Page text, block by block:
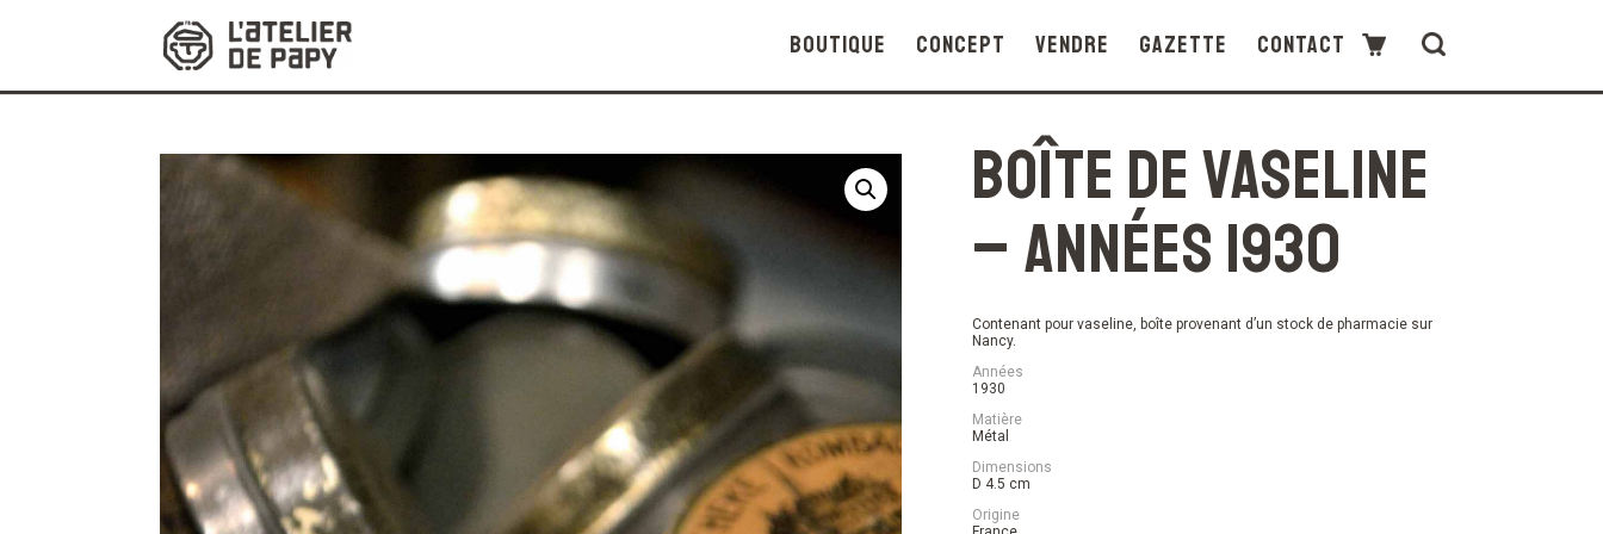
Boutique Concept Vendre Gazette Contact
Boîte de vaseline
– Années 1930
Contenant pour vaseline, boîte provenant d’un stock de pharmacie sur
Nancy.
Années
1930
Matière
Métal
Dimensions
D 4.5 cm
Origine